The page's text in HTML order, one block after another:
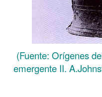
(Fuente: Orígenes
emergente II.